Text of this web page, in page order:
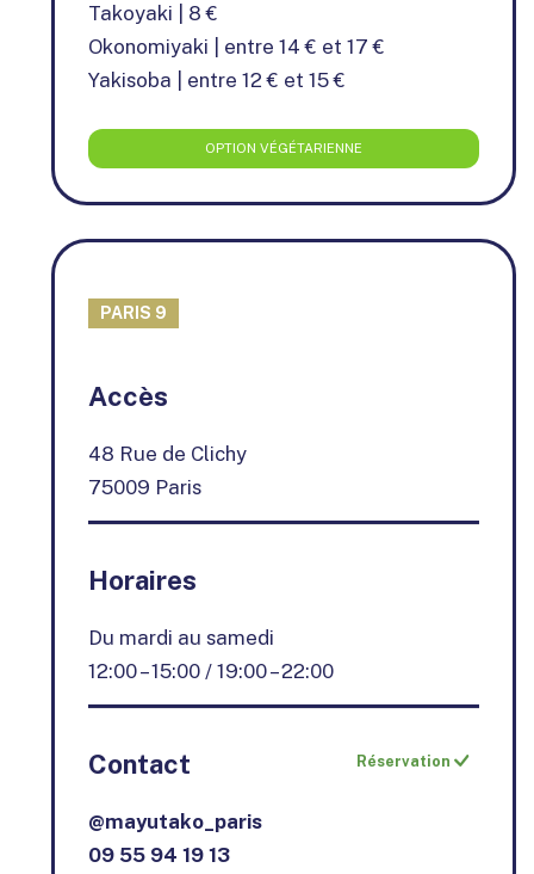
Takoyaki | 8 €
Okonomiyaki | entre 14 € et 17 €
Yakisoba | entre 12 € et 15 €
OPTION VÉGÉTARIENNE
PARIS 9
−
Accès
48 Rue de Clichy
75009 Paris
Horaires
Du mardi au samedi
12:00 – 15:00 / 19:00 – 22:00
Contact Réservation
@mayutako_paris
09 55 94 19 13